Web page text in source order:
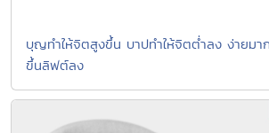
บุญทำให้จิตสูงขึ้น บาปทำให้จิตต่ำลง ง่ายม
ขึ้นลิฟต์ลง